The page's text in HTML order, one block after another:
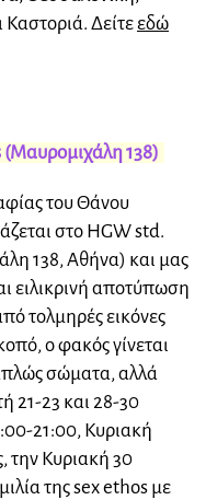
Δείτεεδώ
(Μαυρομιχάλη 138)
του Θάνου
στο HGW std.
138, Αθήνα) και μας
ειλικρινή αποτύπωση
τολμηρές εικόνες
ο φακός γίνεται
σώματα, αλλά
21-23 και 28-30
21:00, Κυριακή
την Κυριακή 30
της sex ethos με